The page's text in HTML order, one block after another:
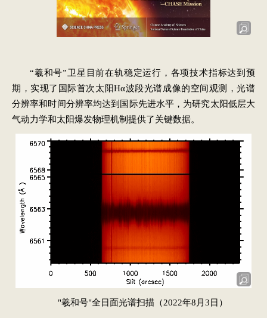
“羲和号”卫星目前在轨稳定运行，各项技术指标达到预
期，实现了国际首次太阳Hα波段光谱成像的空间观测，光谱
分辨率和时间分辨率均达到国际先进水平，为研究太阳低层大
气动力学和太阳爆发物理机制提供了关键数据。
"羲和号"全日面光谱扫描 （2022年8月3日）